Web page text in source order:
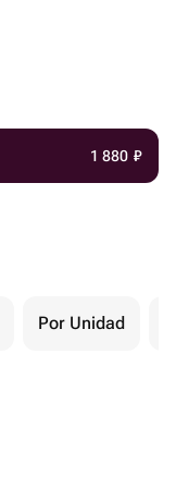
1 880 ₽
Por Unidad